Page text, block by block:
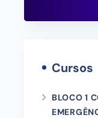
Cursos
BLOCO 1